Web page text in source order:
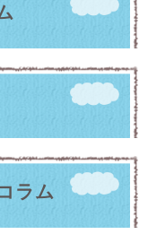
ラム